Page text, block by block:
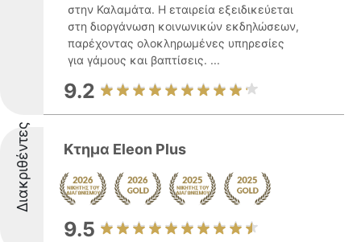
στην Καλαμάτα. Η εταιρεία εξειδικεύεται
στη διοργάνωση κοινωνικών εκδηλώσεων,
παρέχοντας ολοκληρωμένες υπηρεσίες
για γάμους και βαπτίσεις. ...
9.2
Διακριθέντες Κτημα Eleon Plus
9.5